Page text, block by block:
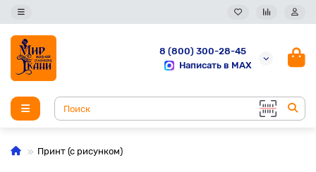
8 (800) 300-28-45
Написать в MAX
Принт (с рисунком)